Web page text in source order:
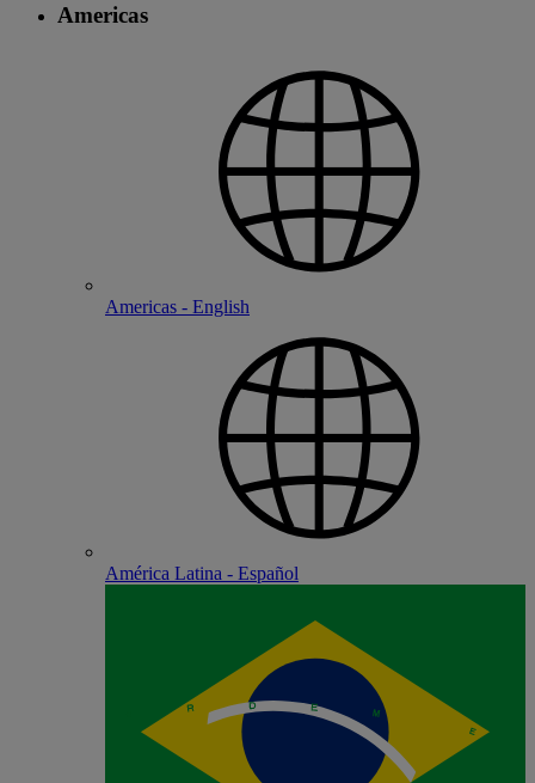
Americas
Americas - English
América Latina - Español